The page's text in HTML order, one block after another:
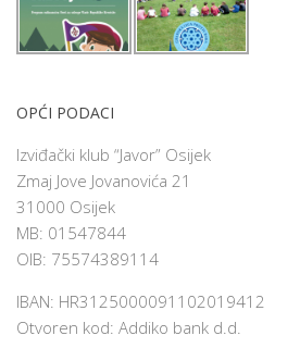
OPĆI PODACI
Izviđački klub “Javor” Osijek
Zmaj Jove Jovanovića 21
31000 Osijek
MB: 01547844
OIB: 75574389114
IBAN: HR3125000091102019412
Otvoren kod: Addiko bank d.d.